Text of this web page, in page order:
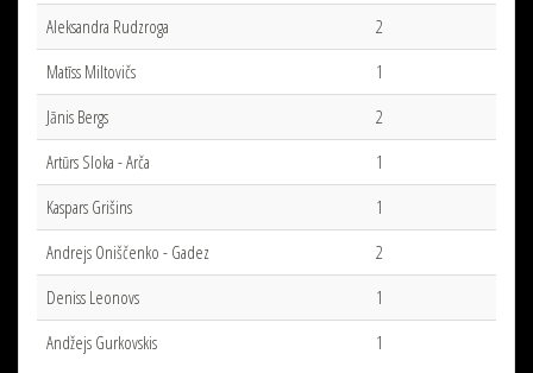
Aleksandra Rudzroga
2
Matīss Miltovičs
1
Jānis Bergs
2
Artūrs Sloka - Arča
1
Kaspars Grišins
1
Andrejs Oniščenko - Gadez
2
Deniss Leonovs
1
Andžejs Gurkovskis
1